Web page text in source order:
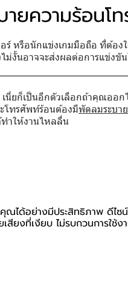
ยความร้อนโ
ร์ หรือนักแข่งเกมมือถือ ที่ต้อง
ม่งั้นอาจจะส่งผลต่อการแข่งขัน
นี่ยก็เป็นอีกตัวเลือกถ้าคุณออ
โทรศัพท์ร้อนต้องมีพัดลมระบา
ทำให้งานไหลลื่น
ได้อย่างมีประสิทธิภาพ ดีไซน์
สียงที่เงียบ ไม่รบกวนการใ